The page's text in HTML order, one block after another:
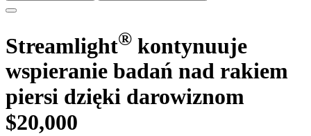
Streamlight® kontynuuje
wspieranie badań nad rakiem
piersi dzięki darowiznom
$20,000